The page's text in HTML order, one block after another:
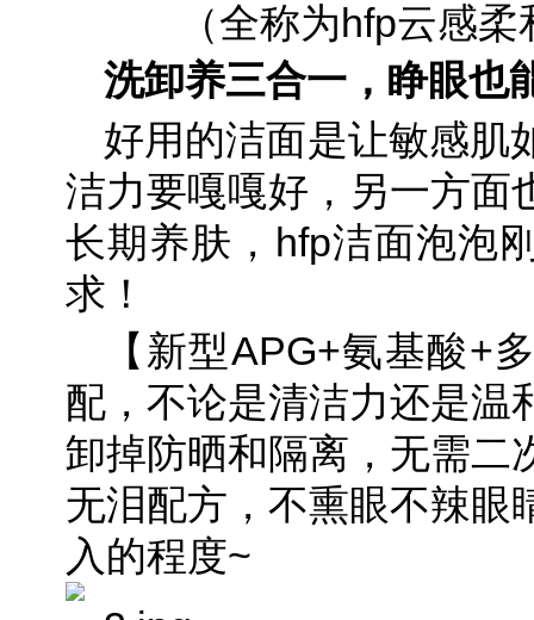
（全称为hfp云感
洗卸养三合一，睁眼也
好用的洁面是让敏感肌
洁力要嘎嘎好，另一方面
长期养肤，hfp洁面泡泡
求！
【新型APG+氨基酸+
配，不论是清洁力还是温
卸掉防晒和隔离，无需二
无泪配方，不熏眼不辣眼
入的程度~